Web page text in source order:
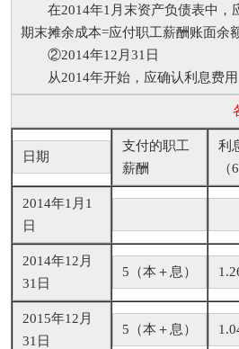
在2014年1月末资产负债表中，
期末摊余成本=应付职工薪酬账面
②2014年12月31日
从2014年开始，应确认利息费用
日期
支付的职工
薪酬
利
（
2014年1月1
日
2014年12月
31日
5（本＋息）
2015年12月
31日
5（本＋息）